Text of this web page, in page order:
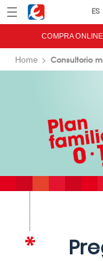
Menú Eroski
COMPRA ONLINE
Home Consultorio